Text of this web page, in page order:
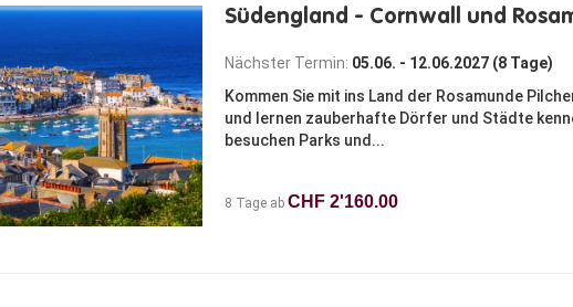
Südengland - Cornwall und
Nächster Termin: 05.06. - 12.06.2027 (8 Tage)
Kommen Sie mit ins Land der Rosamunde
und lernen zauberhafte Dörfer und Städte
besuchen Parks und...
8 Tage ab CHF 2'160.00